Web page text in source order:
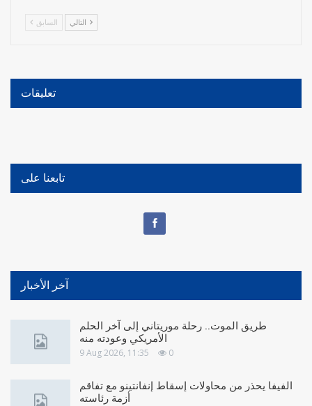
السابق
تعليقات
تابعنا على
آخر الأخبار
طريق الموت.. رحلة موريتاني إلى آخر الحلم
الأمريكي وعودته منه
9 Aug 2026, 11:35 0
الفيفا يحذر من محاولات إسقاط إنفانتينو مع تفاقم
أزمة رئاسته